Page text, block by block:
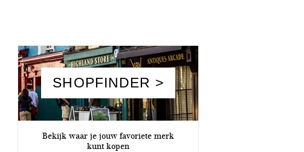
SHOPFINDER >
Bekijk waar je jouw favoriete merk
kunt kopen